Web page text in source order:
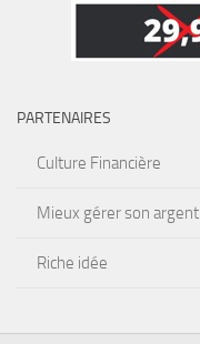
PARTENAIRES
Culture Financière
Mieux gérer son argent
Riche idée